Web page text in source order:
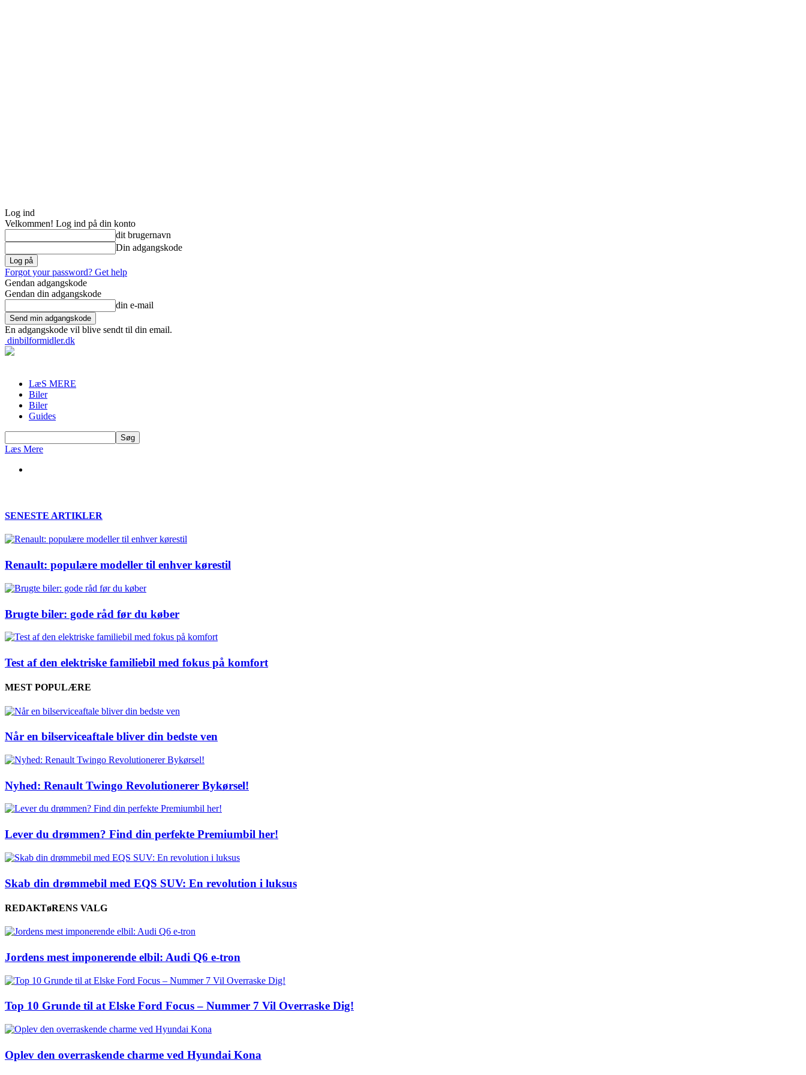
Log ind
Velkommen! Log ind på din konto
dit brugernavn
Din adgangskode
Forgot your password? Get help
Gendan adgangskode
Gendan din adgangskode
din e-mail
En adgangskode vil blive sendt til din email.
dinbilformidler.dk
LæS MERE
Biler
Biler
Guides
Læs Mere
SENESTE ARTIKLER
Renault: populære modeller til enhver kørestil
Brugte biler: gode råd før du køber
Test af den elektriske familiebil med fokus på komfort
MEST POPULÆRE
Når en bilserviceaftale bliver din bedste ven
Nyhed: Renault Twingo Revolutionerer Bykørsel!
Lever du drømmen? Find din perfekte Premiumbil her!
Skab din drømmebil med EQS SUV: En revolution i luksus
REDAKTøRENS VALG
Jordens mest imponerende elbil: Audi Q6 e-tron
Top 10 Grunde til at Elske Ford Focus – Nummer 7 Vil Overraske Dig!
Oplev den overraskende charme ved Hyundai Kona